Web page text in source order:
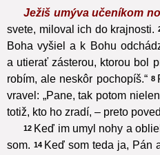
Ježiš umýva učeníkom
svete, miloval ich do krajnosti.
Boha vyšiel a k Bohu
a utierať zásterou, ktorou bol
robím, ale neskôr pochopíš.“ 8
vravel: „Pane, tak potom
totiž, kto ho zradí, – preto
12 Keď im umyl nohy a
som. 14 Keď som teda ja, Pán